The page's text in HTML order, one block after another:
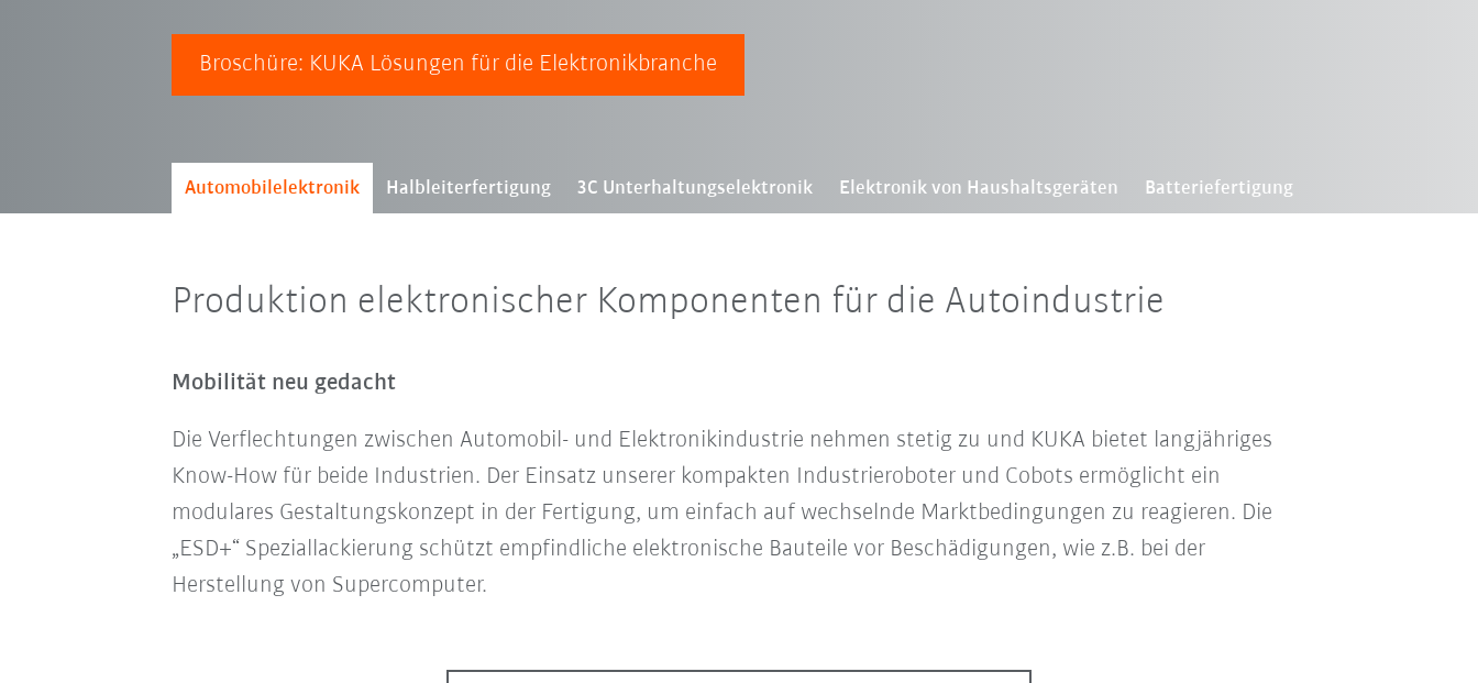
Broschüre: KUKA Lösungen für die Elektronikbranche
Automobilelektronik Halbleiterfertigung 3C Unterhaltungselektronik Elektronik von Haushaltsgeräten Batteriefertigung
Produktion elektronischer Komponenten für die Autoindustrie
Mobilität neu gedacht
Die Verflechtungen zwischen Automobil- und Elektronikindustrie nehmen stetig zu und KUKA bietet langjähriges
Know-How für beide Industrien. Der Einsatz unserer kompakten Industrieroboter und Cobots ermöglicht ein
modulares Gestaltungskonzept in der Fertigung, um einfach auf wechselnde Marktbedingungen zu reagieren. Die
„ESD+“ Speziallackierung schützt empfindliche elektronische Bauteile vor Beschädigungen, wie z.B. bei der
Herstellung von Supercomputer.